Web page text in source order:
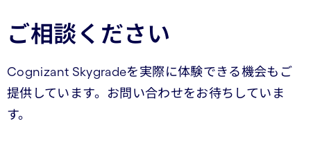
ご相談ください
Cognizant Skygradeを実際に体験できる機会もご
提供しています。お問い合わせをお待ちしていま
す。